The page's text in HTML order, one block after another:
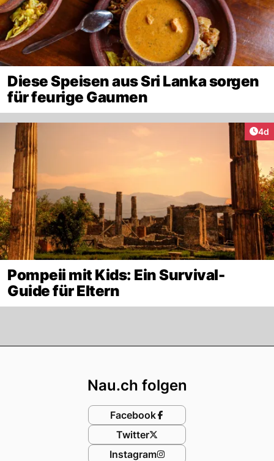
Diese Speisen aus Sri Lanka sorgen
für feurige Gaumen
4d
Pompeii mit Kids: Ein Survival-
Guide für Eltern
Nau.ch folgen
Facebook
Twitter
Instagram